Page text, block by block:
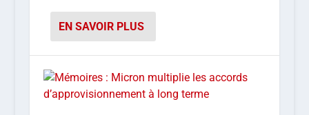
EN SAVOIR PLUS